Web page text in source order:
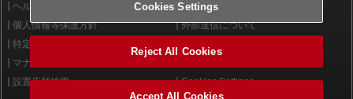
ヘルプ
利用規約
個人情報等保護方針
外部送信について
特定商取引法に基づく表示
マナー＆ルール
設置店舗検索
Cookies Settings
Cookies Settings
Reject All Cookies
Accept All Cookies